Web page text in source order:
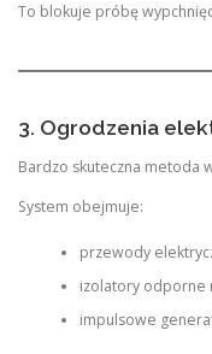
To blokuje próbę
3. Ogrodzenia
Bardzo skuteczna metoda
System obejmuje:
przewody
izolatory odporne
impulsowe